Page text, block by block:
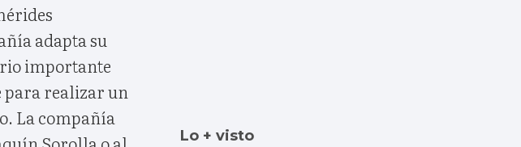
adapta su
importante
realizar un
La compañía
Lo + visto